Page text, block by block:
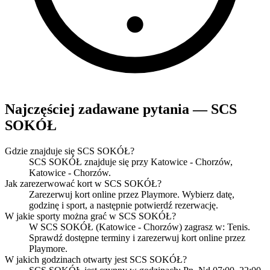
Najczęściej zadawane pytania — SCS
SOKÓŁ
Gdzie znajduje się SCS SOKÓŁ?
SCS SOKÓŁ znajduje się przy Katowice - Chorzów,
Katowice - Chorzów.
Jak zarezerwować kort w SCS SOKÓŁ?
Zarezerwuj kort online przez Playmore. Wybierz datę,
godzinę i sport, a następnie potwierdź rezerwację.
W jakie sporty można grać w SCS SOKÓŁ?
W SCS SOKÓŁ (Katowice - Chorzów) zagrasz w: Tenis.
Sprawdź dostępne terminy i zarezerwuj kort online przez
Playmore.
W jakich godzinach otwarty jest SCS SOKÓŁ?